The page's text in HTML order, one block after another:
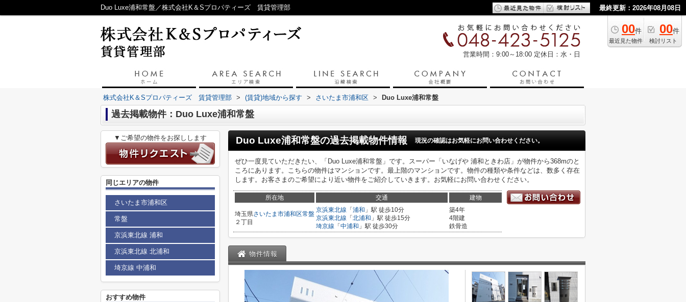
Duo Luxe浦和常盤／株式会社K＆Sプロパティーズ 賃貸管理部 最終更新：2026年08月08日
00件
最近見た物件
00件
検討リスト
営業時間：9:00～18:00 定休日：水・日
株式会社K＆Sプロパティーズ 賃貸管理部 > (賃貸)地域から探す > さいたま市浦和区 > Duo Luxe浦和常盤
過去掲載物件：Duo Luxe浦和常盤
Duo Luxe浦和常盤の過去掲載物件情報 現況の確認はお気軽にお問い合わせください。
ぜひ一度見ていただきたい、「Duo Luxe浦和常盤」です。スーパー「いなげや 浦和ときわ店」が物件から368mのと
ころにあります。こちらの物件はマンションです。最上階のマンションです。物件の種類や条件などは、数多く存在
します。お客さまのご希望により近い物件をご紹介していきます。お気軽にお問い合わせください。
所在地 交通 建物
埼玉県さいたま市浦和区常盤
２丁目
京浜東北線 「 浦和 」駅 徒歩10分
京浜東北線 「 北浦和 」駅 徒歩15分
埼京線 「 中浦和 」駅 徒歩30分
築4年
4階建
鉄骨造
物件情報
▼ご希望の物件をお探しします
同じエリアの物件
さいたま市浦和区
常盤
京浜東北線 浦和
京浜東北線 北浦和
埼京線 中浦和
おすすめ物件